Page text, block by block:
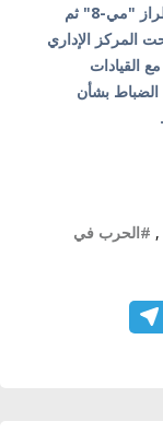
أبريل الرئيس الروسي يخرج من مروحية من طراز "مي-8" ثم
المركز الإداري
القيادات
الضباط بشأن
, #الحرب في